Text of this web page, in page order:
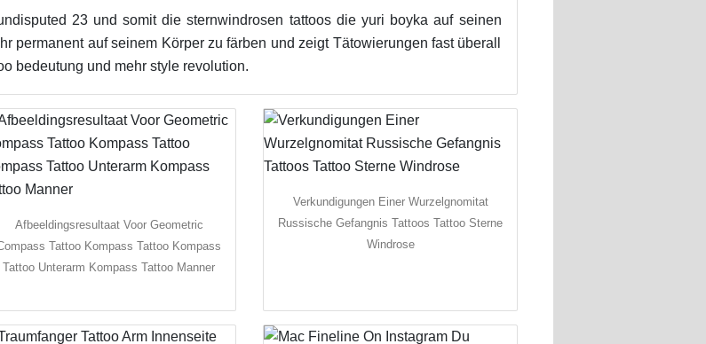
23 und somit die sternwindrosen tattoos die yuri boyka auf seinen
permanent auf seinem Körper zu färben und zeigt Tätowierungen fast überall
bedeutung und mehr style revolution.
Afbeeldingsresultaat Voor Geometric
Tattoo Kompass Tattoo Kompass
Tattoo Unterarm Kompass Tattoo Manner
Verkundigungen Einer Wurzelgnomitat
Russische Gefangnis Tattoos Tattoo Sterne
Windrose